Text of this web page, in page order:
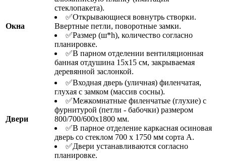
Окна
стеклопакета).
✅Открывающиеся вовнутрь створки.
Ввертные петли, поворотные замки.
✅Размер (ш*h), количество согласно
планировке.
✅В парном отделении вентиляционная
банная отдушина 15х15 см, закрываемая
деревянной заслонкой.
Двери
✅Входная дверь (уличная) филенчатая,
глухая с замком (массив сосны).
✅Межкомнатные филенчатые (глухие) с
фурнитурой (петли - бабочки) размером
800/700/600х1800 мм.
✅В парное отделение каркасная осиновая
дверь со стеклом 700 х 1750 мм сорта А.
✅Двери устанавливаются согласно
планировке.